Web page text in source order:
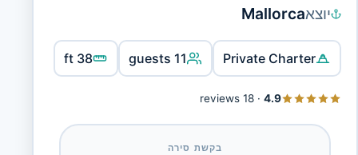
יוצאMallorca
Private Charter
11 guests
38 ft
4.9
·
18 reviews
בקשת סירה